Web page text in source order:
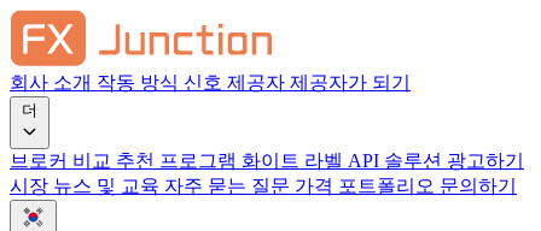
회사 소개 작동 방식 신호 제공자 제공자가 되기
브로커 비교 추천 프로그램 화이트 라벨 API 솔루션 광고하기
시장 뉴스 및 교육 자주 묻는 질문 가격 포트폴리오 문의하기